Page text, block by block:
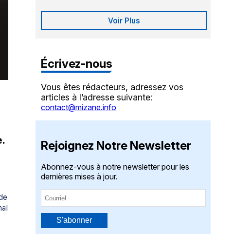
Voir Plus
Écrivez-nous
Vous êtes rédacteurs, adressez vos
articles à l’adresse suivante:
contact@mizane.info
Rejoignez Notre Newsletter
Abonnez-vous à notre newsletter pour les
dernières mises à jour.
S'abonner